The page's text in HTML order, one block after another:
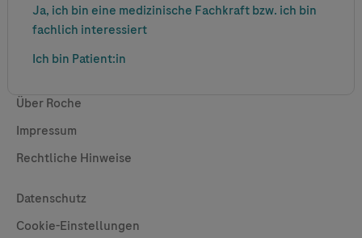
Global Websites
Über Roche
Impressum
Rechtliche Hinweise
Useful Links
Datenschutz
Cookie-Einstellungen
Ja, ich bin eine medizinische Fachkraft bzw. ich bin
fachlich interessiert
Ich bin Patient:in